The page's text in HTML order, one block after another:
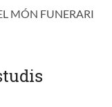
MÓN FUNERARI